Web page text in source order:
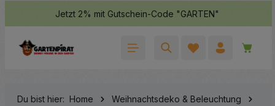
springenJetzt 2% mit Gutschein-Code "GARTEN"
Du bist hier: Home
Weihnachtsdeko & Beleuchtung